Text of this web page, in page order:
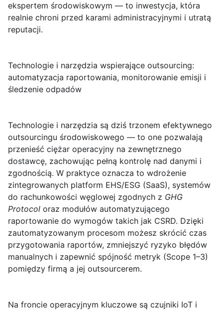
ekspertem środowiskowym — to inwestycja, która
realnie chroni przed karami administracyjnymi i utratą
reputacji.
Technologie i narzędzia wspierające outsourcing:
automatyzacja raportowania, monitorowanie emisji i
śledzenie odpadów
Technologie i narzędzia są dziś trzonem efektywnego
outsourcingu środowiskowego — to one pozwalają
przenieść ciężar operacyjny na zewnętrznego
dostawcę, zachowując pełną kontrolę nad danymi i
zgodnością. W praktyce oznacza to wdrożenie
zintegrowanych platform EHS/ESG (SaaS), systemów
do rachunkowości węglowej zgodnych z GHG
Protocol oraz modułów automatyzującego
raportowanie do wymogów takich jak CSRD. Dzięki
zautomatyzowanym procesom możesz skrócić czas
przygotowania raportów, zmniejszyć ryzyko błędów
manualnych i zapewnić spójność metryk (Scope 1–3)
pomiędzy firmą a jej outsourcerem.
Na froncie operacyjnym kluczowe są czujniki IoT i